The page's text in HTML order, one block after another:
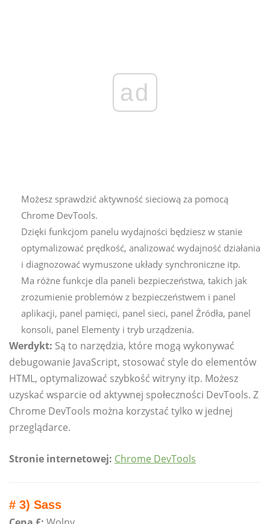
ad
Możesz sprawdzić aktywność sieciową za pomocą
Chrome DevTools.
Dzięki funkcjom panelu wydajności będziesz w stanie
optymalizować prędkość, analizować wydajność działania
i diagnozować wymuszone układy synchroniczne itp.
Ma różne funkcje dla paneli bezpieczeństwa, takich jak
zrozumienie problemów z bezpieczeństwem i panel
aplikacji, panel pamięci, panel sieci, panel Źródła, panel
konsoli, panel Elementy i tryb urządzenia.
Werdykt: Są to narzędzia, które mogą wykonywać
debugowanie JavaScript, stosować style do elementów
HTML, optymalizować szybkość witryny itp. Możesz
uzyskać wsparcie od aktywnej społeczności DevTools. Z
Chrome DevTools można korzystać tylko w jednej
przeglądarce.
Stronie internetowej: Chrome DevTools
# 3) Sass